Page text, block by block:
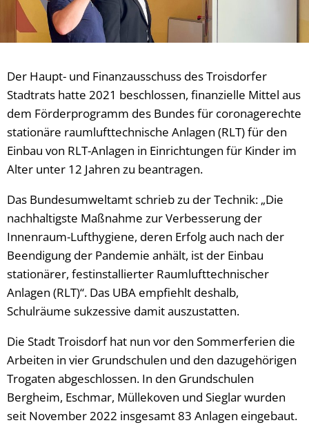
Der Haupt- und Finanzausschuss des Troisdorfer
Stadtrats hatte 2021 beschlossen, finanzielle Mittel aus
dem Förderprogramm des Bundes für coronagerechte
stationäre raumlufttechnische Anlagen (RLT) für den
Einbau von RLT-Anlagen in Einrichtungen für Kinder im
Alter unter 12 Jahren zu beantragen.
Das Bundesumweltamt schrieb zu der Technik: „Die
nachhaltigste Maßnahme zur Verbesserung der
Innenraum-Lufthygiene, deren Erfolg auch nach der
Beendigung der Pandemie anhält, ist der Einbau
stationärer, festinstallierter Raumlufttechnischer
Anlagen (RLT)“. Das UBA empfiehlt deshalb,
Schulräume sukzessive damit auszustatten.
Die Stadt Troisdorf hat nun vor den Sommerferien die
Arbeiten in vier Grundschulen und den dazugehörigen
Trogaten abgeschlossen. In den Grundschulen
Bergheim, Eschmar, Müllekoven und Sieglar wurden
seit November 2022 insgesamt 83 Anlagen eingebaut.